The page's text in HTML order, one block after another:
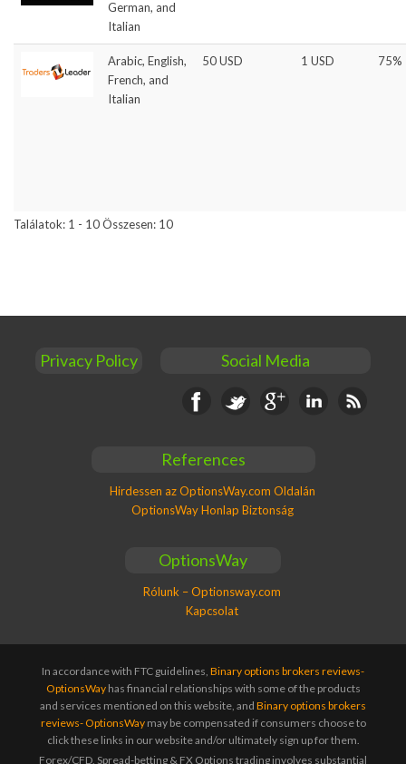
German, and
Italian
Arabic, English,
French, and
Italian
50 USD 1 USD 75%
Találatok: 1 - 10 Összesen: 10
Privacy Policy Social Media
FacebookTwitter Google+ Linkedin RSS
References
Hirdessen az OptionsWay.com Oldalán
OptionsWay Honlap Biztonság
OptionsWay
Rólunk – Optionsway.com
Kapcsolat
In accordance with FTC guidelines, Binary options brokers reviews-
OptionsWayhas financial relationships with some of the products
and services mentioned on this website, and Binary options brokers
reviews- OptionsWaymay be compensated if consumers choose to
click these links in our website and/or ultimately sign up for them.
Forex/CFD, Spread-betting & FX Options trading involves substantial